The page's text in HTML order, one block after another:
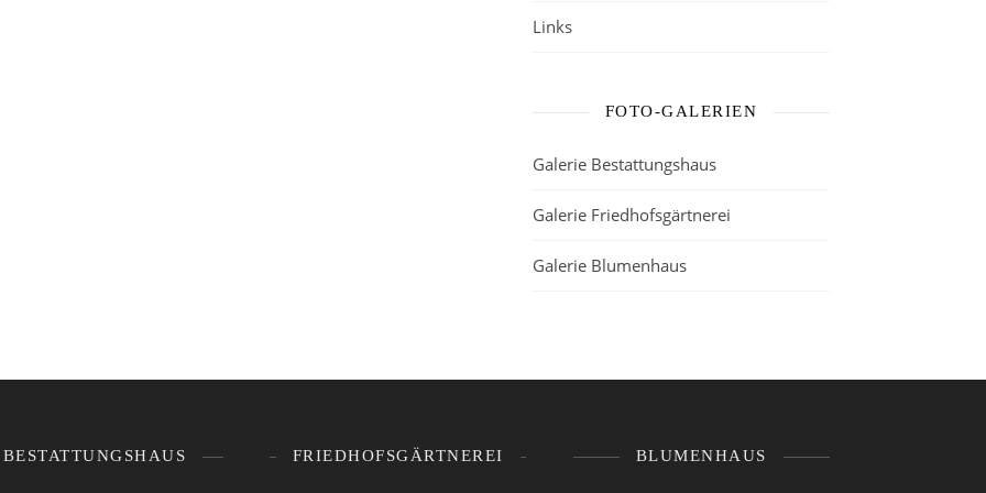
Links
FOTO-GALERIEN
Galerie Bestattungshaus
Galerie Friedhofsgärtnerei
Galerie Blumenhaus
BESTATTUNGSHAUS FRIEDHOFSGÄRTNEREI BLUMENHAUS